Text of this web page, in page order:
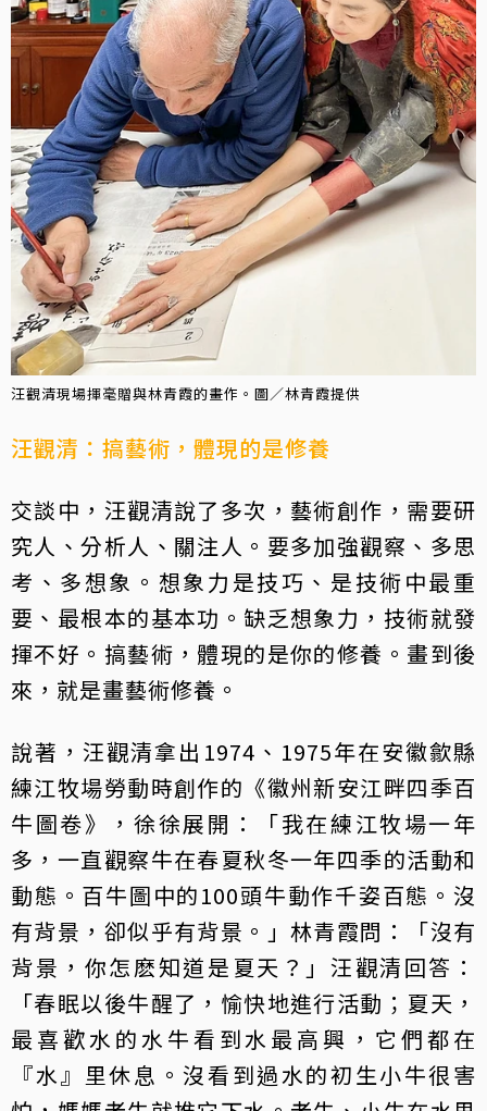
汪觀清現場揮毫贈與林青霞的畫作。圖／林青霞提供
汪觀清：搞藝術，體現的是修養
交談中，汪觀清說了多次，藝術創作，需要研
究人、分析人、關注人。要多加強觀察、多思
考、多想象。想象力是技巧、是技術中最重
要、最根本的基本功。缺乏想象力，技術就發
揮不好。搞藝術，體現的是你的修養。畫到後
來，就是畫藝術修養。
說著，汪觀清拿出1974、1975年在安徽歙縣
練江牧場勞動時創作的《徽州新安江畔四季百
牛圖卷》，徐徐展開：「我在練江牧場一年
多，一直觀察牛在春夏秋冬一年四季的活動和
動態。百牛圖中的100頭牛動作千姿百態。沒
有背景，卻似乎有背景。」林青霞問：「沒有
背景，你怎麽知道是夏天？」汪觀清回答：
「春眠以後牛醒了，愉快地進行活動；夏天，
最喜歡水的水牛看到水最高興，它們都在
『水』里休息。沒看到過水的初生小牛很害